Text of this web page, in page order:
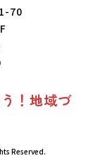
70
！地域づ
Reserved.